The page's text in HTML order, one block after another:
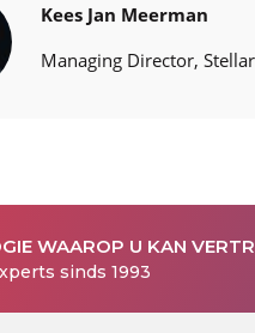
Kees Jan Meerman
Managing Director,
WAAROP U KAN
sinds 1993